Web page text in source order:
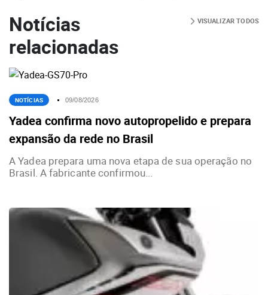
Notícias
relacionadas
VISUALIZAR TODOS
NOTÍCIAS 09/08/2026
Yadea confirma novo autopropelido e prepara
expansão da rede no Brasil
A Yadea prepara uma nova etapa de sua operação no
Brasil. A fabricante confirmou...